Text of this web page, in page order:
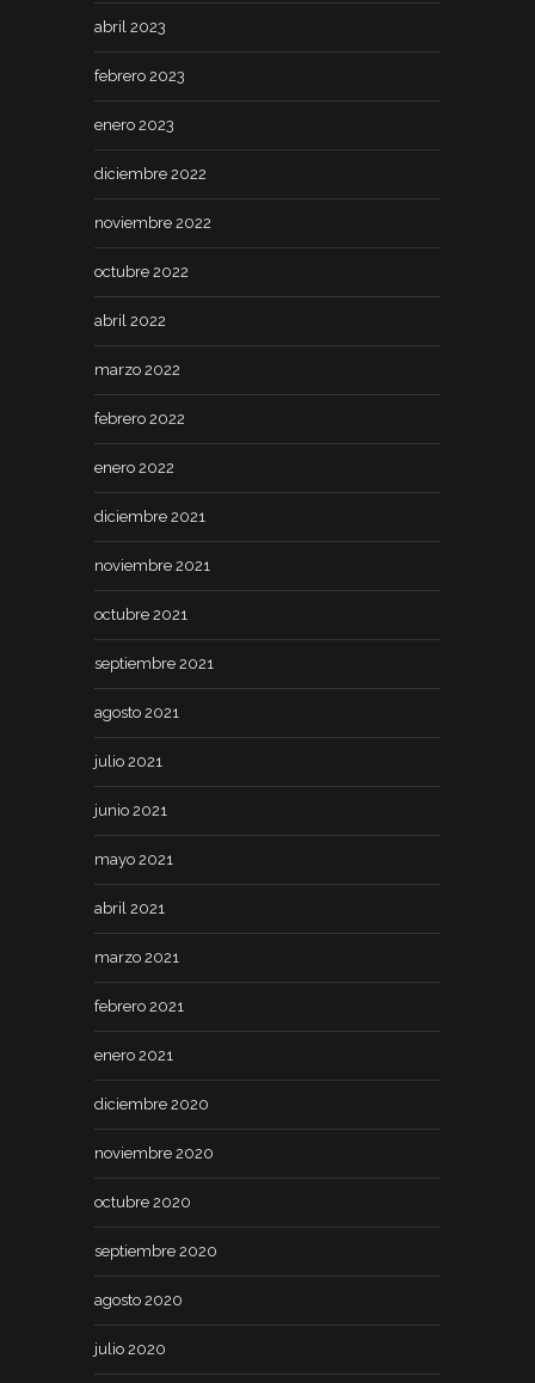
abril 2023
febrero 2023
enero 2023
diciembre 2022
noviembre 2022
octubre 2022
abril 2022
marzo 2022
febrero 2022
enero 2022
diciembre 2021
noviembre 2021
octubre 2021
septiembre 2021
agosto 2021
julio 2021
junio 2021
mayo 2021
abril 2021
marzo 2021
febrero 2021
enero 2021
diciembre 2020
noviembre 2020
octubre 2020
septiembre 2020
agosto 2020
julio 2020